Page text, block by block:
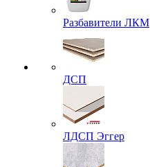
Разбавители ЛКМ
ДСП
ЛДСП Эггер